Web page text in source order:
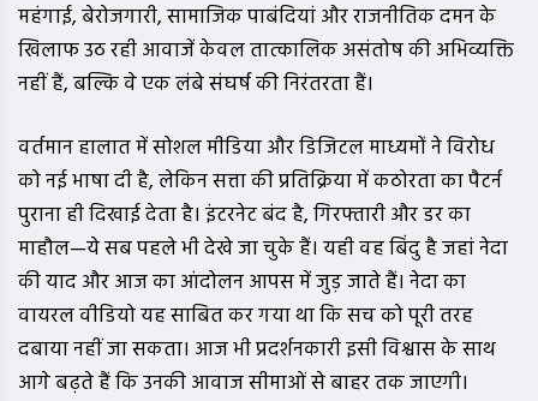
महंगाई, बेरोजगारी, सामाजिक पाबंदियां और राजनीतिक दमन के
खिलाफ उठ रही आवाजें केवल तात्कालिक असंतोष की अभिव्यक्ति
नहीं हैं, बल्कि वे एक लंबे संघर्ष की निरंतरता हैं।
वर्तमान हालात में सोशल मीडिया और डिजिटल माध्यमों ने विरोध
को नई भाषा दी है, लेकिन सत्ता की प्रतिक्रिया में कठोरता का पैटर्न
पुराना ही दिखाई देता है। इंटरनेट बंद है, गिरफ्तारी और डर का
माहौल—ये सब पहले भी देखे जा चुके हैं। यही वह बिंदु है जहां नेदा
की याद और आज का आंदोलन आपस में जुड़ जाते हैं। नेदा का
वायरल वीडियो यह साबित कर गया था कि सच को पूरी तरह
दबाया नहीं जा सकता। आज भी प्रदर्शनकारी इसी विश्वास के साथ
आगे बढ़ते हैं कि उनकी आवाज सीमाओं से बाहर तक जाएगी।